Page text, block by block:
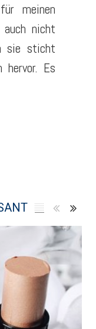
meinen
auch nicht
sie sticht
hervor. Es